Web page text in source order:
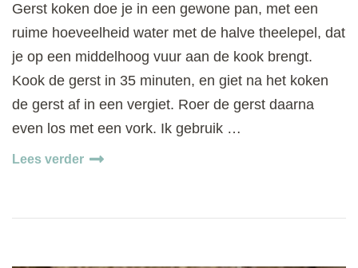
Gerst koken doe je in een gewone pan, met een
ruime hoeveelheid water met de halve theelepel, dat
je op een middelhoog vuur aan de kook brengt.
Kook de gerst in 35 minuten, en giet na het koken
de gerst af in een vergiet. Roer de gerst daarna
even los met een vork. Ik gebruik …
Lees verder